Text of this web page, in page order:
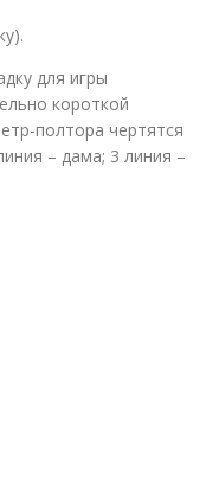
для игры
короткой
полтора чертятся
– дама; 3 линия –